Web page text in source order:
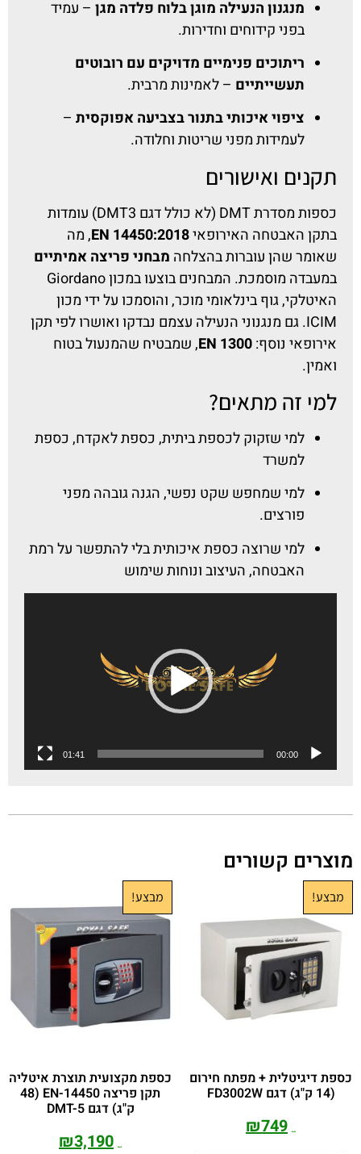
מנגנון הנעילה מוגן בלוח פלדה מגן – עמיד
בפני קידוחים וחדירות.
ריתוכים פנימיים מדויקים עם רובוטים
תעשייתיים – לאמינות מרבית.
ציפוי איכותי בתנור בצביעה אפוקסית –
לעמידות מפני שריטות וחלודה.
תקנים ואישורים
כספות מסדרת DMT (לא כולל דגם DMT3) עומדות
בתקן האבטחה האירופאיEN 14450:2018, מה
שאומר שהן עוברות בהצלחה מבחני פריצה אמיתיים
במעבדה מוסמכת. המבחנים בוצעו במכון Giordano
האיטלקי, גוף בינלאומי מוכר, והוסמכו על ידי מכון
ICIM. גם מנגנוני הנעילה עצמם נבדקו ואושרו לפי תקן
אירופאי נוסף:EN 1300, שמבטיח שהמנעול בטוח
ואמין.
למי זה מתאים?
למי שזקוק לכספת ביתית, כספת לאקדח, כספת
למשרד
למי שמחפש שקט נפשי, הגנה גובהה מפני
פורצים.
למי שרוצה כספת איכותית בלי להתפשר על רמת
האבטחה, העיצוב ונוחות שימוש
00:00
01:41
מוצרים קשורים
מבצע!
כספת דיגיטלית + מפתח חירום
(14 ק"ג) דגם FD3002W
₪749
מבצע!
כספת מקצועית תוצרת איטליה
תקן פריצה EN-14450 (48
ק"ג) דגם DMT-5
₪3,190